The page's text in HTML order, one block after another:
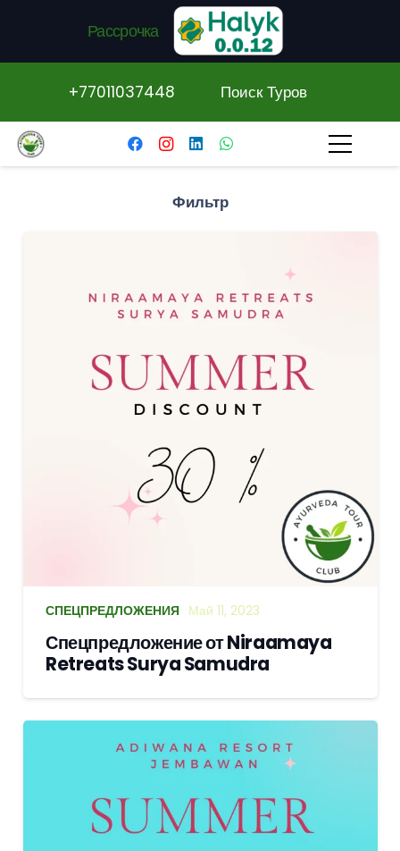
Рассрочка
+77011037448 Поиск Туров
Фильтр
СПЕЦПРЕДЛОЖЕНИЯ Май 11, 2023
Спецпредложение от Niraamaya
Retreats Surya Samudra